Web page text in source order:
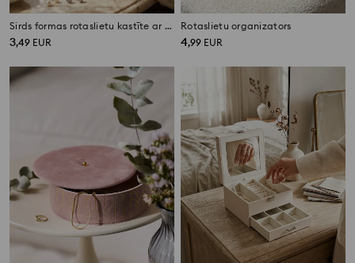
Sirds formas rotaslietu kastīte ar nodalījumiem un rāvējslēdzēju
3,49 EUR
Rotaslietu organizators
4,99 EUR